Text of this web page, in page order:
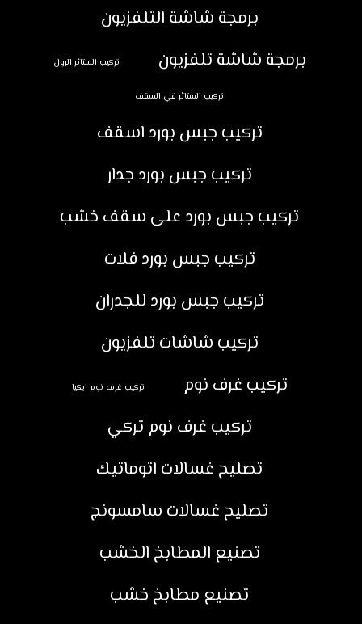
برمجة شاشة التلفزيون
برمجة شاشة تلفزيون
تركيب الستائر الرول
تركيب الستائر في السقف
تركيب جبس بورد اسقف
تركيب جبس بورد جدار
تركيب جبس بورد على سقف خشب
تركيب جبس بورد فلات
تركيب جبس بورد للجدران
تركيب شاشات تلفزيون
تركيب غرف نوم
تركيب غرف نوم ايكيا
تركيب غرف نوم تركي
تصليح غسالات اتوماتيك
تصليح غسالات سامسونج
تصنيع المطابخ الخشب
تصنيع مطابخ خشب